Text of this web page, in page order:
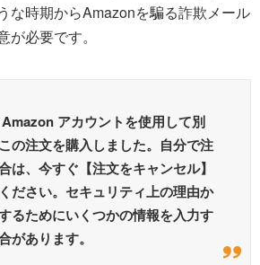
な時期からAmazonを騙る詐欺メール
必要です。
アカウントを使用して別
の注文を購入しました。自分で注
は、今すぐ【注文をキャンセル】
ださい。セキュリティ上の理由か
るためにいくつかの情報を入力す
があります。